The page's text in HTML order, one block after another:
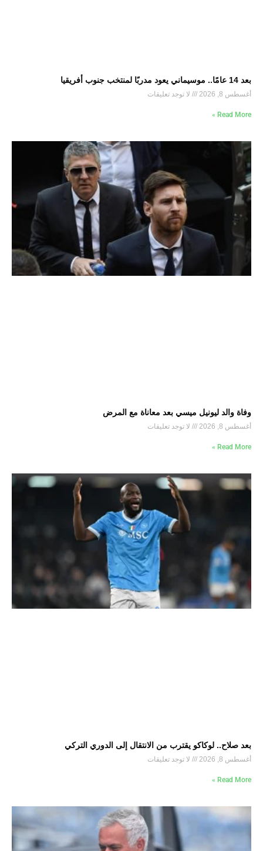
بعد 14 عامًا.. موسيماني يعود مدربًا لمنتخب جنوب أفريقيا
أغسطس 8, 2026 لا توجد تعليقات
Read More »
وفاة والد ليونيل ميسي بعد معاناة مع المرض
أغسطس 8, 2026 لا توجد تعليقات
Read More »
بعد صلاح.. لوكاكو يقترب من الانتقال إلى الدوري التركي
أغسطس 8, 2026 لا توجد تعليقات
Read More »